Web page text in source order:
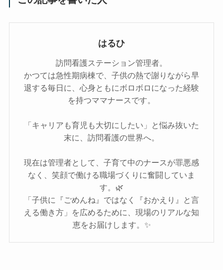
はるひ
訪問看護ステーション管理者。
かつては急性期病棟で、子供の熱で謝りながら早
退する毎日に、心身ともにボロボロになった経験
を持つママナースです。
「キャリアも育児も大切にしたい」と悩み抜いた
末に、訪問看護の世界へ。
現在は管理者として、子育て中のナースが罪悪感
なく、笑顔で働ける職場づくりに奮闘していま
す。🌿
「子供に『ごめんね』ではなく『おかえり』と言
える働き方」を広めるために、現場のリアルな知
恵をお届けします。✨